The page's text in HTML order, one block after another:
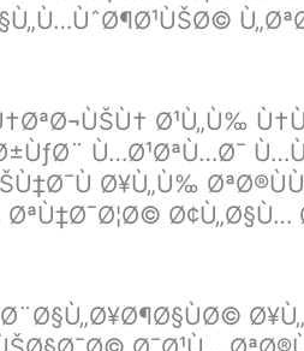
Ø¹Ù„Ù‰
Ù…Ø¹ØªÙ…Ø¯
Ø¥Ù„Ù‰
Ø¢Ù„Ø§Ù…